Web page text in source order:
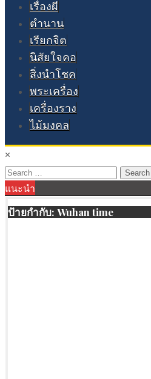
เรื่องผี
ตำนาน
เรียกจิต
นิสัยใจคอ
สิ่งนำโชค
พระเครื่อง
เครื่องราง
ไม้มงคล
×
Search
for:
แนะนำ
ป้ายกำกับ: Wuhan time